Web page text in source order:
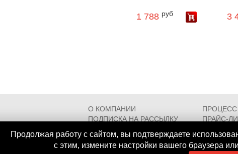
1 788 руб 3
Продолжая работу с сайтом, вы подтверждаете
с этим, измените настройки вашего браузера
О КОМПАНИИ
ПОДПИСКА НА РАССЫЛКУ
ПРАЙС-
СХЕМА ПРОЕЗДА